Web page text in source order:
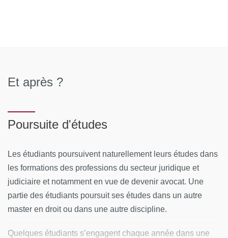
Et après ?
Poursuite d'études
Les étudiants poursuivent naturellement leurs études dans
les formations des professions du secteur juridique et
judiciaire et notamment en vue de devenir avocat. Une
partie des étudiants poursuit ses études dans un autre
master en droit ou dans une autre discipline.
Quelques étudiants s’engagent chaque année dans une